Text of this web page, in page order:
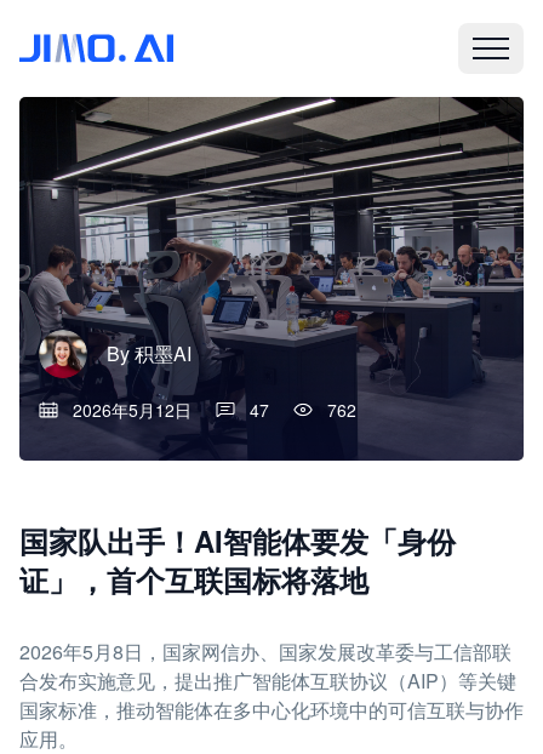
By积墨AI
2026年5月12日 47 762
国家队出手！AI智能体要发「身份
证」，首个互联国标将落地
2026年5月8日，国家网信办、国家发展改革委与工信部联
合发布实施意见，提出推广智能体互联协议（AIP）等关键
国家标准，推动智能体在多中心化环境中的可信互联与协作
应用。